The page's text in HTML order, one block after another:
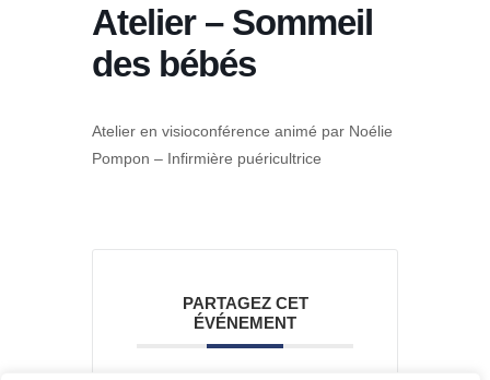
Atelier – Sommeil
des bébés
Atelier en visioconférence animé par Noélie
Pompon – Infirmière puéricultrice
PARTAGEZ CET
ÉVÉNEMENT